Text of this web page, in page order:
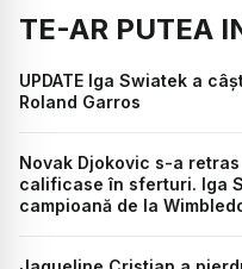
TE-AR PUTEA
UPDATE Iga Swiatek a
Roland Garros
Novak Djokovic s-a
calificase în sferturi. Iga
campioană de la